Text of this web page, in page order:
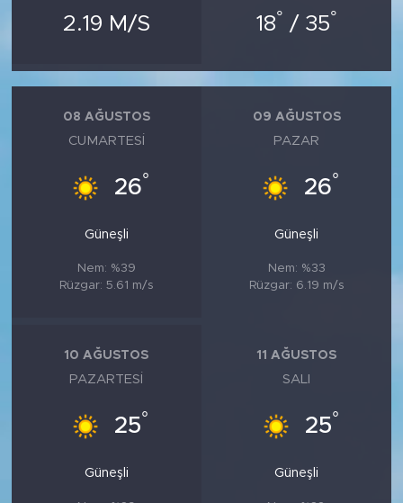
2.19 M/S 18° / 35°
08 AĞUSTOS
CUMARTESI
26°
Güneşli
Nem: %39
Rüzgar: 5.61 m/s
09 AĞUSTOS
PAZAR
26°
Güneşli
Nem: %33
Rüzgar: 6.19 m/s
10 AĞUSTOS
PAZARTESI
25°
Güneşli
11 AĞUSTOS
SALI
25°
Güneşli
MEDYA KÖŞESİ
FOTO GALERİ
VİDEOLAR